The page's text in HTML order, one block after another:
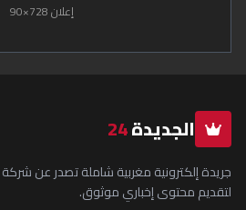
إعلان 728×90
الجديدة24
لتقديم محتوى إخباري موثوق.